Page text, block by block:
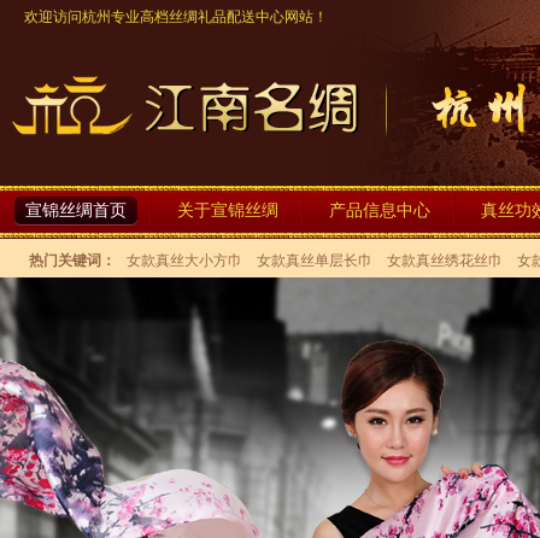
欢迎访问杭州专业高档丝绸礼品配送中心网站！
宣锦丝绸首页 关于宣锦丝绸 产品信息中心 真丝功
热门关键词： 女款真丝大小方巾 女款真丝单层长巾 女款真丝绣花丝巾 女